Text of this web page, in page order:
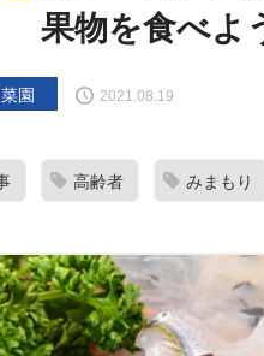
果物を食べよ
園 2021.08.19
高齢者 みまもり